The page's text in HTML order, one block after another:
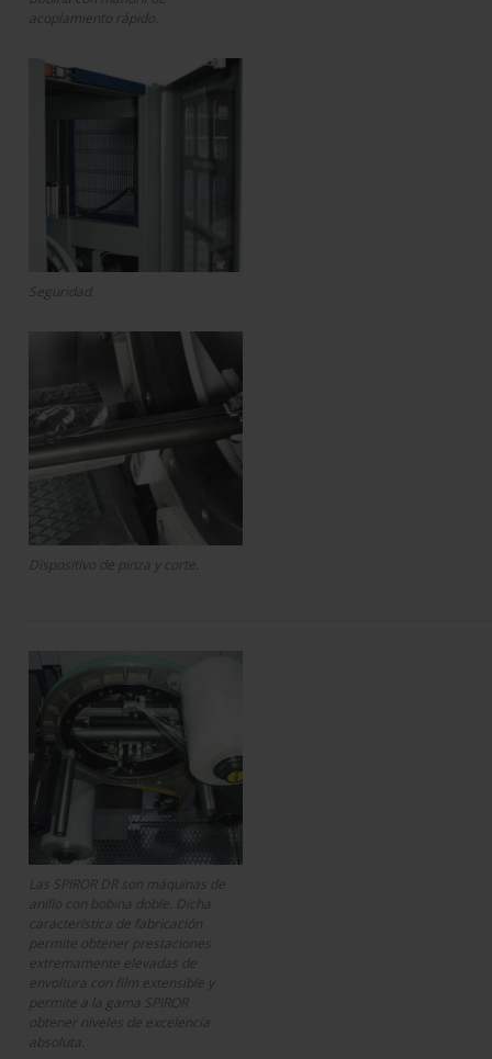
acoplamiento rápido.
Seguridad.
Dispositivo de pinza y corte.
Las SPIROR DR son máquinas de
anillo con bobina doble. Dicha
característica de fabricación
permite obtener prestaciones
extremamente elevadas de
envoltura con film extensible y
permite a la gama SPIROR
obtener niveles de excelencia
absoluta.